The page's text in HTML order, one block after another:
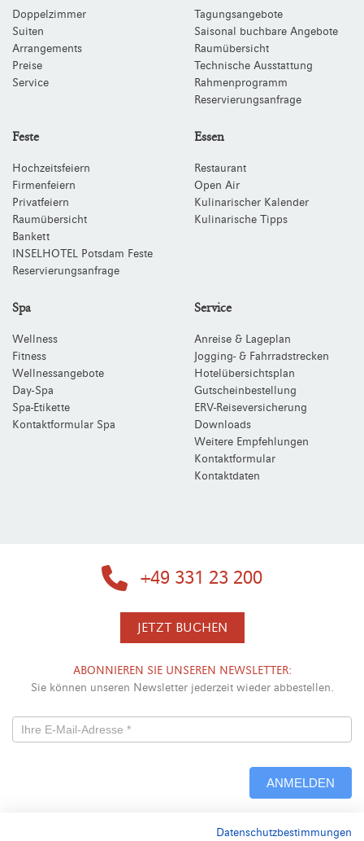
Doppelzimmer
Suiten
Arrangements
Preise
Service
Tagungsangebote
Saisonal buchbare Angebote
Raumübersicht
Technische Ausstattung
Rahmenprogramm
Reservierungsanfrage
Feste
Hochzeitsfeiern
Firmenfeiern
Privatfeiern
Raumübersicht
Bankett
INSELHOTEL Potsdam Feste
Reservierungsanfrage
Essen
Restaurant
Open Air
Kulinarischer Kalender
Kulinarische Tipps
Spa
Wellness
Fitness
Wellnessangebote
Day-Spa
Spa-Etikette
Kontaktformular Spa
Service
Anreise & Lageplan
Jogging- & Fahrradstrecken
Hotelübersichtsplan
Gutscheinbestellung
ERV-Reiseversicherung
Downloads
Weitere Empfehlungen
Kontaktformular
Kontaktdaten
+49 331 23 200
JETZT BUCHEN
ABONNIEREN SIE UNSEREN NEWSLETTER:
Sie können unseren Newsletter jederzeit wieder abbestellen.
Newsletterformular
ANMELDEN
Datenschutzbestimmungen